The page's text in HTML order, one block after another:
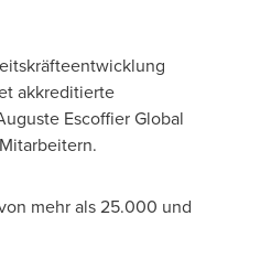
akkreditierte
Escoffier Global
mehr als 25.000 und